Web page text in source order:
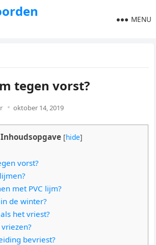
MENU
tegen vorst?
oktober 14, 2019
Inhoudsopgave [hide]
vorst?
met PVC lijm?
de winter?
het vriest?
vriezen?
bevriest?